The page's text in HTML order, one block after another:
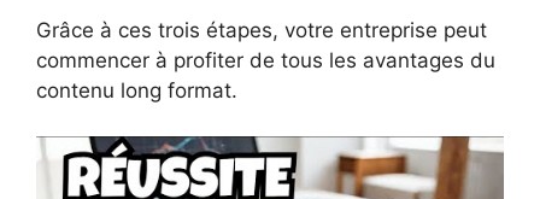
Grâce à ces trois étapes, votre entreprise peut
commencer à profiter de tous les avantages du
contenu long format.